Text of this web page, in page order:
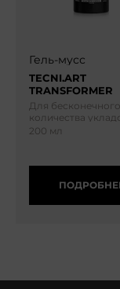
Гель-мусс
TECNI.ART
TRANSFORMER
Для бесконечного
количества
200 мл